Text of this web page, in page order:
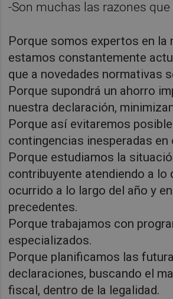
-Son muchas las razones que
Porque somos expertos en la
estamos constantemente
que a novedades normativas
Porque supondrá un ahorro
nuestra declaración,
Porque así evitaremos
contingencias inesperadas en
Porque estudiamos la
contribuyente atendiendo a lo
ocurrido a lo largo del año y
precedentes.
Porque trabajamos con
especializados.
Porque planificamos las
declaraciones, buscando el
fiscal, dentro de la legalidad.